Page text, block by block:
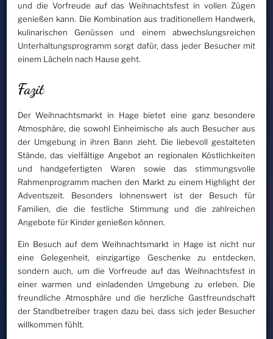
und die Vorfreude auf das Weihnachtsfest in vollen Zügen
genießen kann. Die Kombination aus traditionellem Handwerk,
kulinarischen Genüssen und einem abwechslungsreichen
Unterhaltungsprogramm sorgt dafür, dass jeder Besucher mit
einem Lächeln nach Hause geht.
Fazit
Der Weihnachtsmarkt in Hage bietet eine ganz besondere
Atmosphäre, die sowohl Einheimische als auch Besucher aus
der Umgebung in ihren Bann zieht. Die liebevoll gestalteten
Stände, das vielfältige Angebot an regionalen Köstlichkeiten
und handgefertigten Waren sowie das stimmungsvolle
Rahmenprogramm machen den Markt zu einem Highlight der
Adventszeit. Besonders lohnenswert ist der Besuch für
Familien, die die festliche Stimmung und die zahlreichen
Angebote für Kinder genießen können.
Ein Besuch auf dem Weihnachtsmarkt in Hage ist nicht nur
eine Gelegenheit, einzigartige Geschenke zu entdecken,
sondern auch, um die Vorfreude auf das Weihnachtsfest in
einer warmen und einladenden Umgebung zu erleben. Die
freundliche Atmosphäre und die herzliche Gastfreundschaft
der Standbetreiber tragen dazu bei, dass sich jeder Besucher
willkommen fühlt.